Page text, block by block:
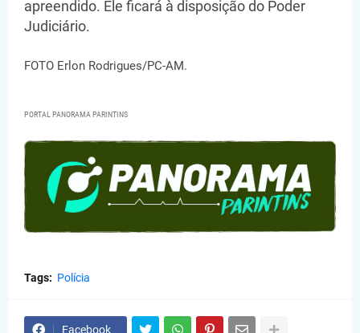
apreendido. Ele ficará à disposição do Poder
Judiciário.
FOTO Erlon Rodrigues/PC-AM.
PORTAL PANORAMA PARINTINS
Tags: Polícia
Facebook